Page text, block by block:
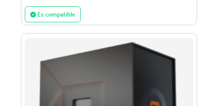
Es compatible